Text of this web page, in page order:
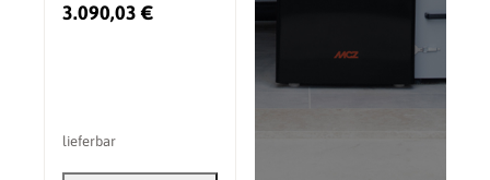
3.090,03 €
lieferbar